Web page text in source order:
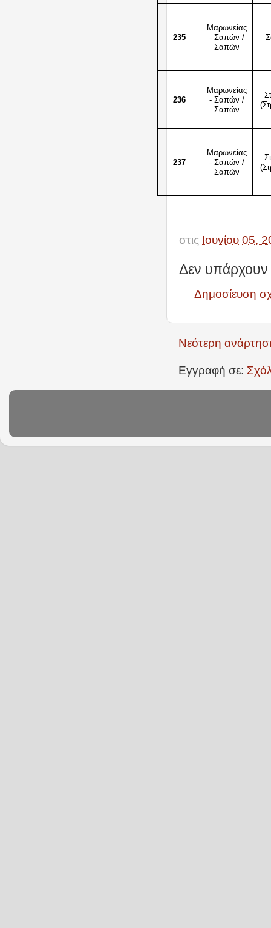
235
Μαρωνείας
- Σαπών /
Σαπών
236
Μαρωνείας
- Σαπών /
Σαπών
237
Μαρωνείας
- Σαπών /
Σαπών
στις Ιουνίου 05,
Δεν υπάρχουν
Δημοσίευση
Νεότερη
Εγγραφή σε: